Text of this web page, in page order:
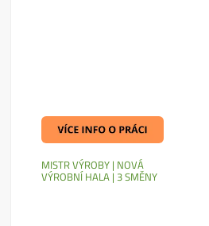
MISTR VÝROBY | NOVÁ
VÝROBNÍ HALA | 3 SMĚNY